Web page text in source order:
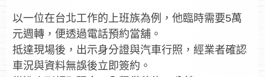
以一位在台北工作的上班族為例，他臨時需要5萬
元週轉，便透過電話預約當舖。
抵達現場後，出示身分證與汽車行照，經業者確認
車況與資料無誤後立即簽約。